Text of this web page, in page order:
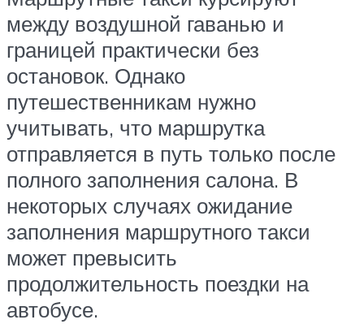
между воздушной гаванью и
границей практически без
остановок. Однако
путешественникам нужно
учитывать, что маршрутка
отправляется в путь только после
полного заполнения салона. В
некоторых случаях ожидание
заполнения маршрутного такси
может превысить
продолжительность поездки на
автобусе.